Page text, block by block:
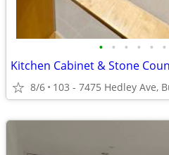
• • • • • •
Kitchen Cabinet & Stone
8/6 103 - 7475 Hedley Ave,